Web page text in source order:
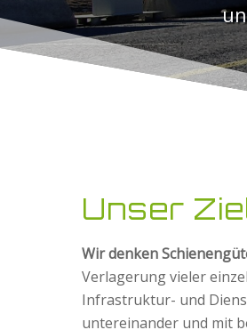
Unser
Wir denken
Verlagerung vieler
Infrastruktur- und
untereinander und mit